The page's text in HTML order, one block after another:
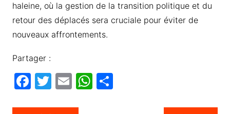
haleine, où la gestion de la transition politique et du
retour des déplacés sera cruciale pour éviter de
nouveaux affrontements.
Partager :
F T E W P